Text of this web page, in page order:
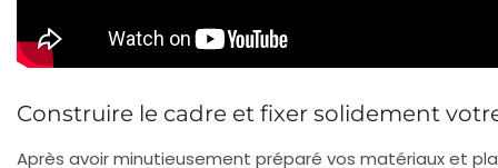
Construire le cadre et fixer solidement
Après avoir minutieusement préparé vos matériaux et